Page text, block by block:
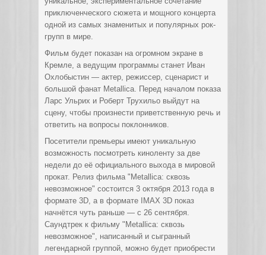
приключенческого сюжета и мощного концерта
одной из самых знаменитых и популярных рок-
групп в мире.
Фильм будет показан на огромном экране в
Кремле, а ведущим программы станет Иван
Охлобыстин — актер, режиссер, сценарист и
большой фанат Metallica. Перед началом показа
Ларс Ульрих и Роберт Трухильо выйдут на
сцену, чтобы произнести приветственную речь и
ответить на вопросы поклонников.
Посетители премьеры имеют уникальную
возможность посмотреть киноленту за две
недели до её официального выхода в мировой
прокат. Релиз фильма "Metallica: сквозь
невозможное" состоится 3 октября 2013 года в
формате 3D, а в формате IMAX 3D показ
начнётся чуть раньше — с 26 сентября.
Саундтрек к фильму "Metallica: сквозь
невозможное", написанный и сыгранный
легендарной группой, можно будет приобрести